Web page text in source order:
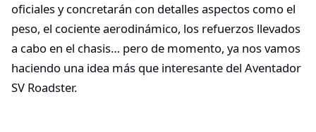
oficiales y concretarán con detalles aspectos como el
peso, el cociente aerodinámico, los refuerzos llevados
a cabo en el chasis… pero de momento, ya nos vamos
haciendo una idea más que interesante del Aventador
SV Roadster.